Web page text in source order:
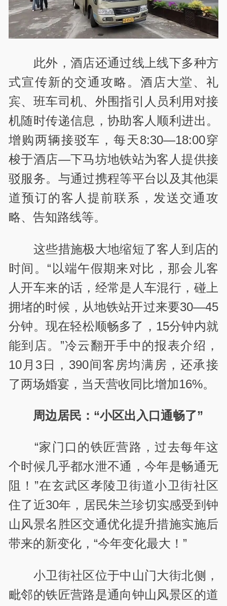
此外，酒店还通过线上线下多种方
式宣传新的交通攻略。酒店大堂、礼
宾、班车司机、外围指引人员利用对接
机随时传递信息，协助客人顺利进出。
增购两辆接驳车，每天8:30—18:00穿
梭于酒店—下马坊地铁站为客人提供接
驳服务。与通过携程等平台以及其他渠
道预订的客人提前联系，发送交通攻
略、告知路线等。
这些措施极大地缩短了客人到店的
时间。“以端午假期来对比，那会儿客
人开车来的话，经常是人车混行，碰上
拥堵的时候，从地铁站开过来要30—45
分钟。现在轻松顺畅多了，15分钟内就
能到店。”冷云翻开手中的报表介绍，
10月3日，390间客房均满房，还承接
了两场婚宴，当天营收同比增加16%。
周边居民：“小区出入口通畅了”
“家门口的铁匠营路，过去每年这
个时候几乎都水泄不通，今年是畅通无
阻！”在玄武区孝陵卫街道小卫街社区
住了近30年，居民朱兰珍切实感受到钟
山风景名胜区交通优化提升措施实施后
带来的新变化，“今年变化最大！”
小卫街社区位于中山门大街北侧，
毗邻的铁匠营路是通向钟山风景区的道